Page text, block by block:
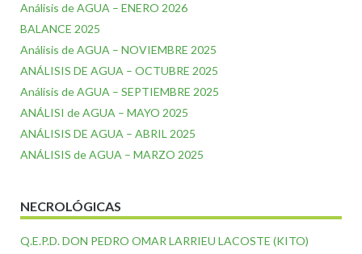
Análisis de AGUA – ENERO 2026
BALANCE 2025
Análisis de AGUA – NOVIEMBRE 2025
ANÁLISIS DE AGUA – OCTUBRE 2025
Análisis de AGUA – SEPTIEMBRE 2025
ANÁLISI de AGUA – MAYO 2025
ANÁLISIS DE AGUA – ABRIL 2025
ANÁLISIS de AGUA – MARZO 2025
NECROLÓGICAS
Q.E.P.D. DON PEDRO OMAR LARRIEU LACOSTE (KITO)